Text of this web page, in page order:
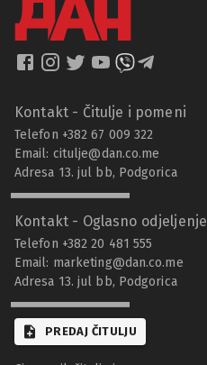
Kontakt - Čitulje i pomeni
Telefon +382 67 009 322
Email: citulje@dan.co.me
Adresa 13. jul bb, Podgorica
Kontakt - Oglasno odjeljenje
Telefon +382 20 481 555
Email: marketing@dan.co.me
Adresa 13. jul bb, Podgorica
PREDAJ ČITULJU